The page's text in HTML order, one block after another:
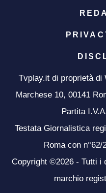
Tvplay.it di proprietà di
Marchese 10, 00141
Partita
Testata Giornalistica
Roma con
Copyright ©2026 - Tutti i
marchio